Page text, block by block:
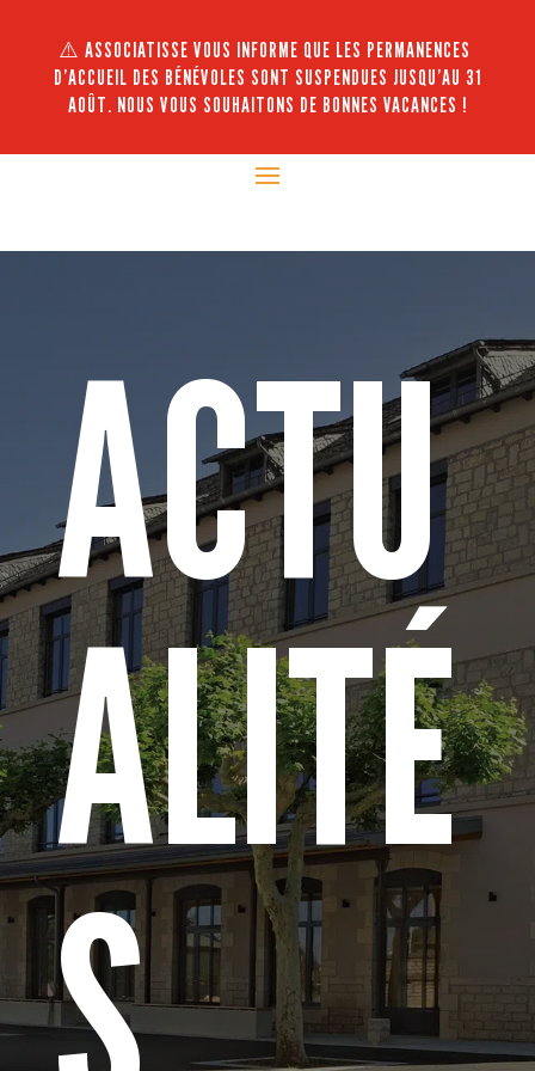
⚠️ ASSOCIATISSE VOUS INFORME QUE LES PERMANENCES
D’ACCUEIL DES BÉNÉVOLES SONT SUSPENDUES JUSQU’AU 31
AOÛT. NOUS VOUS SOUHAITONS DE BONNES VACANCES !
ACTU
ALITÉ